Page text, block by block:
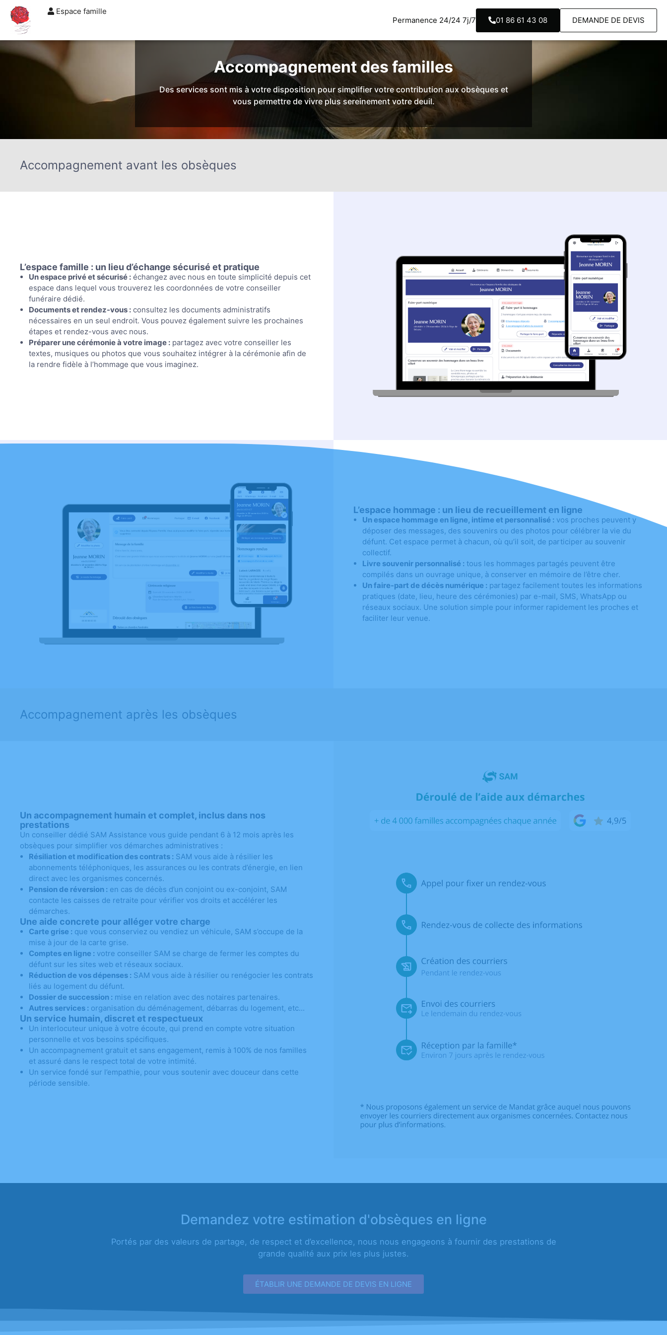
Espace famille
Permanence 24/24 7j/7
01 86 61 43 08 DEMANDE DE DEVIS
TARIFS URGENCE / ASSISTANCEAGENCES
Accompagnement des familles
Des services sont mis à votre disposition pour simplifier votre contribution aux obsèques et
vous permettre de vivre plus sereinement votre deuil.
Accompagnement avant les obsèques
L’espace famille : un lieu d’échange sécurisé et pratique
Un espace privé et sécurisé : échangez avec nous en toute simplicité depuis cet
espace dans lequel vous trouverez les coordonnées de votre conseiller
funéraire dédié.
Documents et rendez-vous : consultez les documents administratifs
nécessaires en un seul endroit. Vous pouvez également suivre les prochaines
étapes et rendez-vous avec nous.
Préparer une cérémonie à votre image : partagez avec votre conseiller les
textes, musiques ou photos que vous souhaitez intégrer à la cérémonie afin de
la rendre fidèle à l’hommage que vous imaginez.
L’espace hommage : un lieu de recueillement en ligne
Un espace hommage en ligne, intime et personnalisé : vos proches peuvent y
déposer des messages, des souvenirs ou des photos pour célébrer la vie du
défunt. Cet espace permet à chacun, où qu’il soit, de participer au souvenir
collectif.
Livre souvenir personnalisé : tous les hommages partagés peuvent être
compilés dans un ouvrage unique, à conserver en mémoire de l’être cher.
Un faire-part de décès numérique : partagez facilement toutes les informations
pratiques (date, lieu, heure des cérémonies) par e-mail, SMS, WhatsApp ou
réseaux sociaux. Une solution simple pour informer rapidement les proches et
faciliter leur venue.
Accompagnement après les obsèques
Un accompagnement humain et complet, inclus dans nos
prestations
Un conseiller dédié SAM Assistance vous guide pendant 6 à 12 mois après les
obsèques pour simplifier vos démarches administratives :
Résiliation et modification des contrats : SAM vous aide à résilier les
abonnements téléphoniques, les assurances ou les contrats d’énergie, en lien
direct avec les organismes concernés.
Pension de réversion : en cas de décès d’un conjoint ou ex-conjoint, SAM
contacte les caisses de retraite pour vérifier vos droits et accélérer les
démarches.
Une aide concrete pour alléger votre charge
Carte grise : que vous conserviez ou vendiez un véhicule, SAM s’occupe de la
mise à jour de la carte grise.
Comptes en ligne : votre conseiller SAM se charge de fermer les comptes du
défunt sur les sites web et réseaux sociaux.
Réduction de vos dépenses : SAM vous aide à résilier ou renégocier les contrats
liés au logement du défunt.
Dossier de succession : mise en relation avec des notaires partenaires.
Autres services : organisation du déménagement, débarras du logement, etc...
Un service humain, discret et respectueux
Un interlocuteur unique à votre écoute, qui prend en compte votre situation
personnelle et vos besoins spécifiques.
Un accompagnement gratuit et sans engagement, remis à 100% de nos familles
et assuré dans le respect total de votre intimité.
Un service fondé sur l’empathie, pour vous soutenir avec douceur dans cette
période sensible.
Demandez votre estimation d'obsèques en ligne
Portés par des valeurs de partage, de respect et d’excellence, nous nous engageons à fournir des prestations de
grande qualité aux prix les plus justes.
ÉTABLIR UNE DEMANDE DE DEVIS EN LIGNE